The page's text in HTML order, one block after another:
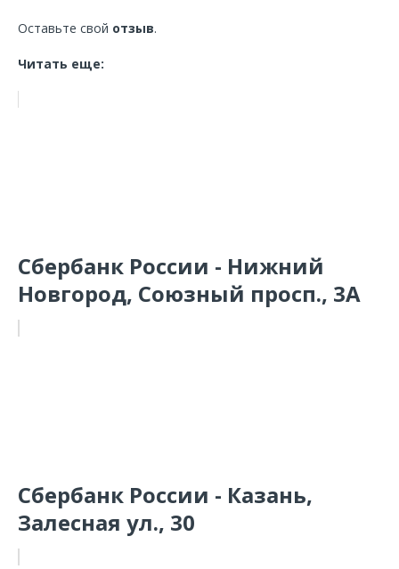
Оставьте свой отзыв.
Читать еще:
Сбербанк России - Нижний
Новгород, Союзный просп., 3А
Сбербанк России - Казань,
Залесная ул., 30